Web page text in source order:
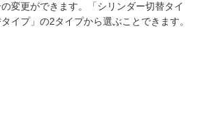
変更ができます。「シリンダー切替タイ
イプ」の2タイプから選ぶことできます。